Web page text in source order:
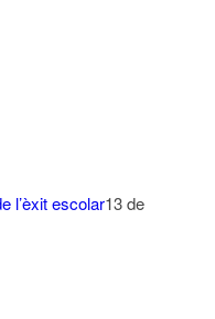
l’èxit escolar13 de